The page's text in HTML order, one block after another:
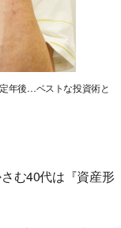
年後…ベストな投資術と
む40代は『資産形